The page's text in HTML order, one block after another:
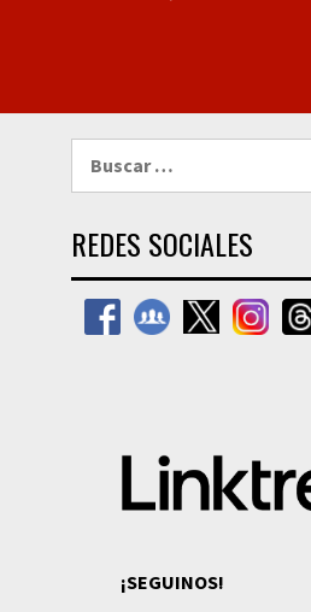
REDES SOCIALES
¡SEGUINOS!